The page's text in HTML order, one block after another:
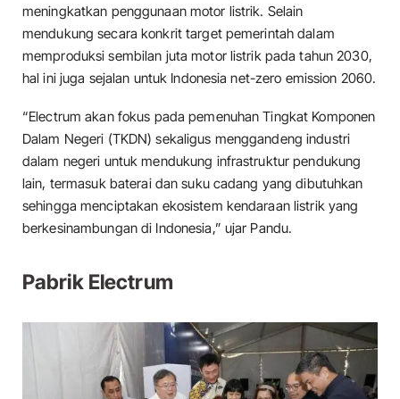
meningkatkan penggunaan motor listrik. Selain
mendukung secara konkrit target pemerintah dalam
memproduksi sembilan juta motor listrik pada tahun 2030,
hal ini juga sejalan untuk Indonesia net-zero emission 2060.
“Electrum akan fokus pada pemenuhan Tingkat Komponen
Dalam Negeri (TKDN) sekaligus menggandeng industri
dalam negeri untuk mendukung infrastruktur pendukung
lain, termasuk baterai dan suku cadang yang dibutuhkan
sehingga menciptakan ekosistem kendaraan listrik yang
berkesinambungan di Indonesia,” ujar Pandu.
Pabrik Electrum